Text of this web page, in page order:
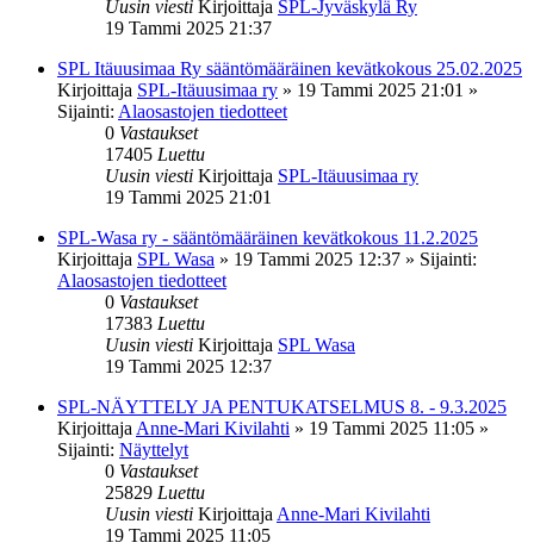
Uusin viesti Kirjoittaja SPL-Jyväskylä Ry
19 Tammi 2025 21:37
SPL Itäuusimaa Ry sääntömääräinen kevätkokous 25.02.2025
Kirjoittaja SPL-Itäuusimaa ry » 19 Tammi 2025 21:01 »
Sijainti: Alaosastojen tiedotteet
0 Vastaukset
17405 Luettu
Uusin viesti Kirjoittaja SPL-Itäuusimaa ry
19 Tammi 2025 21:01
SPL-Wasa ry - sääntömääräinen kevätkokous 11.2.2025
Kirjoittaja SPL Wasa » 19 Tammi 2025 12:37 » Sijainti:
Alaosastojen tiedotteet
0 Vastaukset
17383 Luettu
Uusin viesti Kirjoittaja SPL Wasa
19 Tammi 2025 12:37
SPL-NÄYTTELY JA PENTUKATSELMUS 8. - 9.3.2025
Kirjoittaja Anne-Mari Kivilahti » 19 Tammi 2025 11:05 »
Sijainti: Näyttelyt
0 Vastaukset
25829 Luettu
Uusin viesti Kirjoittaja Anne-Mari Kivilahti
19 Tammi 2025 11:05